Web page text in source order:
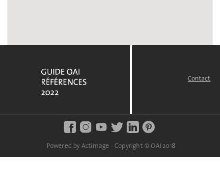
Contact
Powered by Actimage - Copyright © OAI 2018